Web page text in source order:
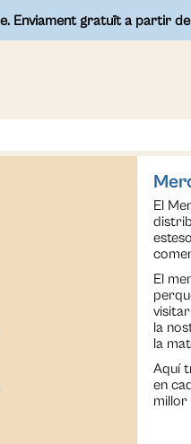
Enviament gratuït a partir
El
El
la
la
Aquí
en
millor